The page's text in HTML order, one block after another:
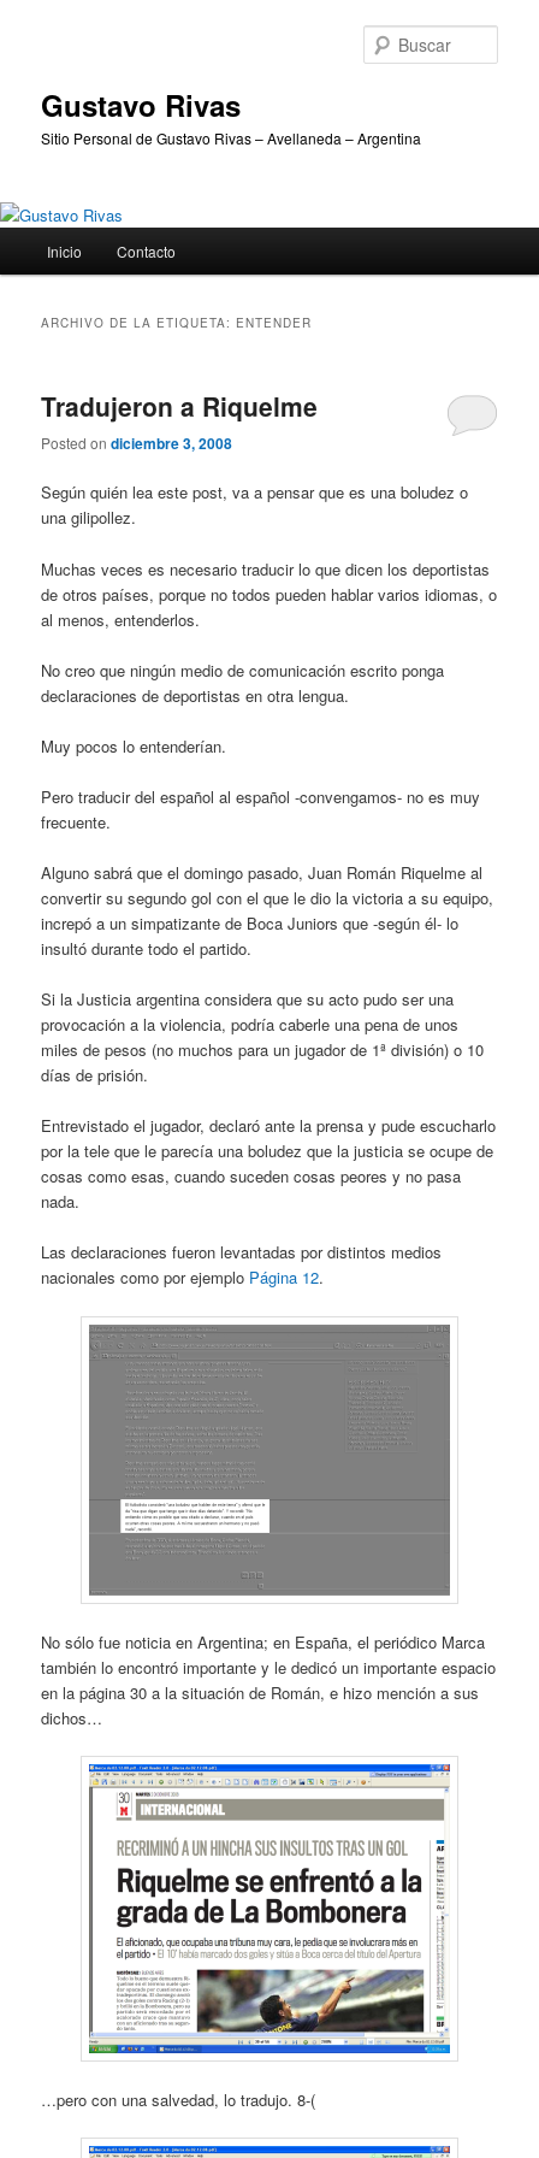
Gustavo Rivas
Sitio Personal de Gustavo Rivas – Avellaneda – Argentina
principal
Inicio Contacto
ARCHIVO DE LA ETIQUETA: ENTENDER
Tradujeron a Riquelme
Posted ondiciembre 3, 2008
Según quién lea este post, va a pensar que es una boludez o
una gilipollez.
Muchas veces es necesario traducir lo que dicen los deportistas
de otros países, porque no todos pueden hablar varios idiomas, o
al menos, entenderlos.
No creo que ningún medio de comunicación escrito ponga
declaraciones de deportistas en otra lengua.
Muy pocos lo entenderían.
Pero traducir del español al español -convengamos- no es muy
frecuente.
Alguno sabrá que el domingo pasado, Juan Román Riquelme al
convertir su segundo gol con el que le dio la victoria a su equipo,
increpó a un simpatizante de Boca Juniors que -según él- lo
insultó durante todo el partido.
Si la Justicia argentina considera que su acto pudo ser una
provocación a la violencia, podría caberle una pena de unos
miles de pesos (no muchos para un jugador de 1ª división) o 10
días de prisión.
Entrevistado el jugador, declaró ante la prensa y pude escucharlo
por la tele que le parecía una boludez que la justicia se ocupe de
cosas como esas, cuando suceden cosas peores y no pasa
nada.
Las declaraciones fueron levantadas por distintos medios
nacionales como por ejemplo Página 12.
No sólo fue noticia en Argentina; en España, el periódico Marca
también lo encontró importante y le dedicó un importante espacio
en la página 30 a la situación de Román, e hizo mención a sus
dichos…
…pero con una salvedad, lo tradujo. 8-(